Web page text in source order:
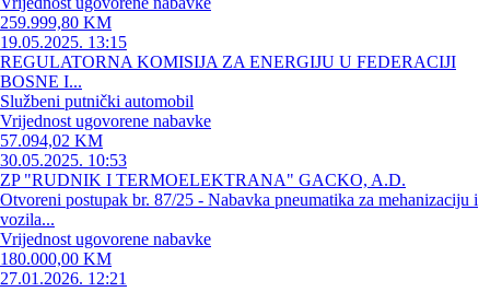
259.999,80 KM
19.05.2025. 13:15
REGULATORNA KOMISIJA ZA ENERGIJU U FEDERACIJI
BOSNE I...
Službeni putnički automobil
Vrijednost ugovorene nabavke
57.094,02 KM
30.05.2025. 10:53
ZP "RUDNIK I TERMOELEKTRANA" GACKO, A.D.
Otvoreni postupak br. 87/25 - Nabavka pneumatika za mehanizaciju i
vozila...
Vrijednost ugovorene nabavke
180.000,00 KM
27.01.2026. 12:21